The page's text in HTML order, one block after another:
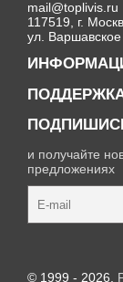
mail@toplivis.ru
117519, г.
ул.
и получайте
предложениях
© 1999 - 2026,